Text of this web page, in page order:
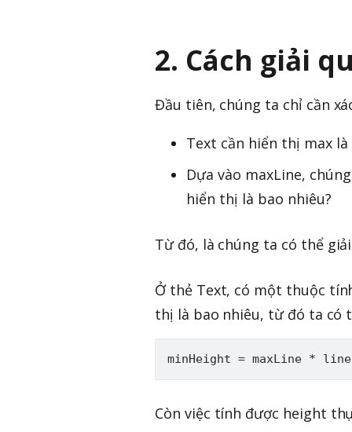
2. Cách giải
Đầu tiên, chúng ta chỉ cần
Text cần hiển thị max
Dựa vào maxLine,
hiển thị là bao nhiêu?
Từ đó, là chúng ta có thể
Ở thẻ Text, có một thuộc
thị là bao nhiêu, từ đó ta có
Còn việc tính được height